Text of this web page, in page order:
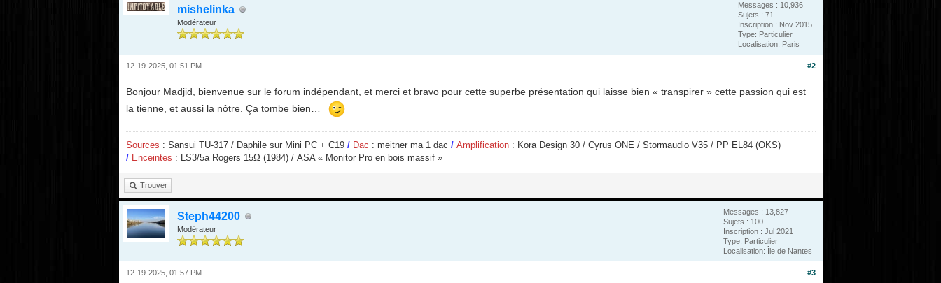
mishelinka
Modérateur
Messages : 10,936
Sujets : 71
Inscription : Nov 2015
Type: Particulier
Localisation: Paris
#2
12-19-2025, 01:51 PM
Bonjour Madjid, bienvenue sur le forum indépendant, et merci et bravo pour cette superbe présentation qui laisse bien « transpirer » cette passion qui est
la tienne, et aussi la nôtre. Ça tombe bien…
Sources : Sansui TU-317 / Daphile sur Mini PC + C19 / Dac : meitner ma 1 dac / Amplification: Kora Design 30 / Cyrus ONE / Stormaudio V35 / PP EL84 (OKS)
/ Enceintes : LS3/5a Rogers 15Ω(1984) / ASA « Monitor Pro en bois massif »
Trouver
Steph44200
Modérateur
Messages : 13,827
Sujets : 100
Inscription : Jul 2021
Type: Particulier
Localisation: Île de Nantes
#3
12-19-2025, 01:57 PM